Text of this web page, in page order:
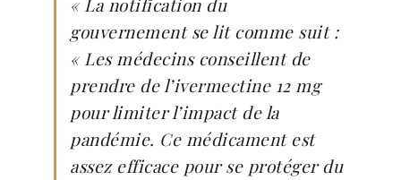
« La notification du
gouvernement se lit comme suit :
« Les médecins conseillent de
prendre de l’ivermectine 12 mg
pour limiter l’impact de la
pandémie. Ce médicament est
assez efficace pour se protéger du